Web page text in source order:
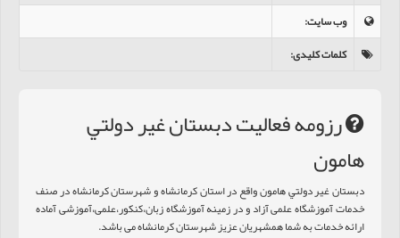
وب سایت:
کلمات کلیدی:
رزومه فعالیت دبستان غير دولتي
هامون
دبستان غير دولتي هامون واقع در استان کرمانشاه و شهرستان کرمانشاه در صنف
خدمات آموزشگاه علمی آزاد و در زمینه آموزشگاه زبان،کنکور،علمی،آموزشی آماده
ارائه خدمات به شما همشهریان عزیز شهرستان کرمانشاه می باشد.